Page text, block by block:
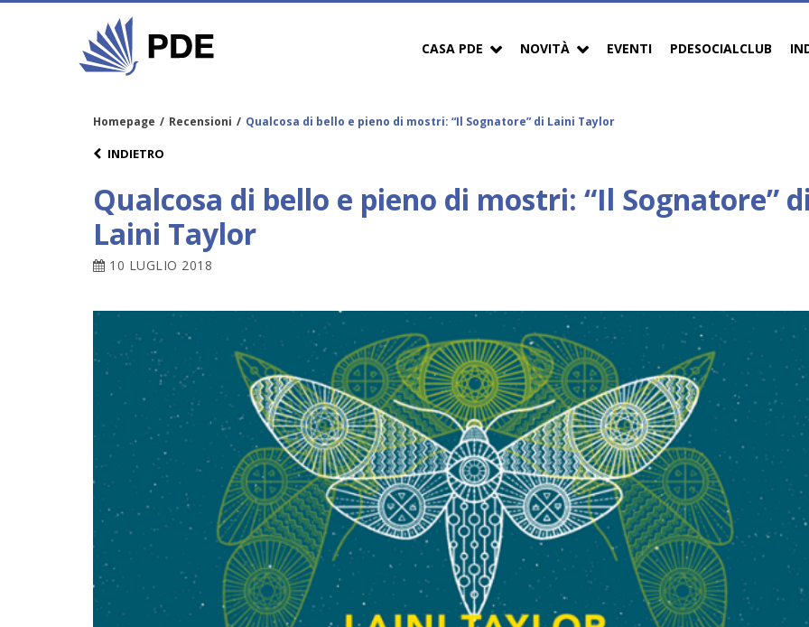
CASA PDE NOVITÀ EVENTI PDESOCIALCLUB
Homepage / Recensioni / Qualcosa di bello e pieno di mostri: “Il Sognatore” di Laini Taylor
INDIETRO
Qualcosa di bello e pieno di mostri: “Il Sognatore” di
Laini Taylor
10 LUGLIO 2018